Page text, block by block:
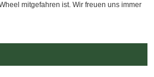
mitgefahren ist. Wir freuen uns immer